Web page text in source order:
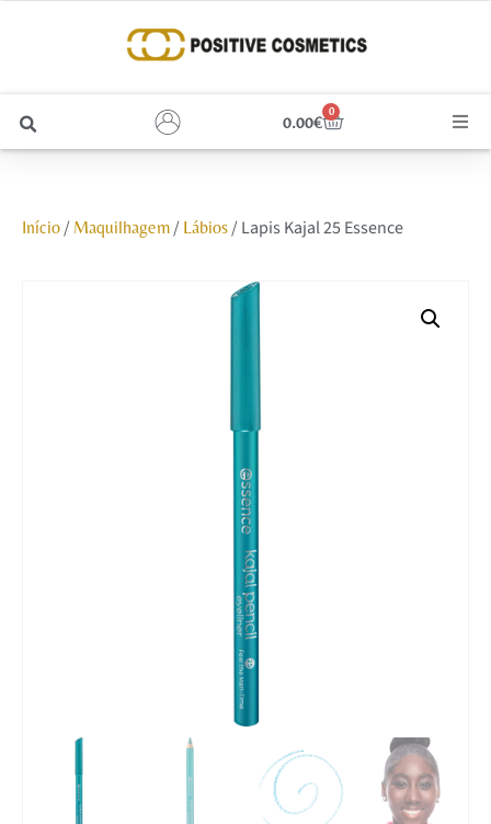
0.00€
0
Unhas
Início/ Maquilhagem/ Lábios/ Lapis Kajal 25 Essence